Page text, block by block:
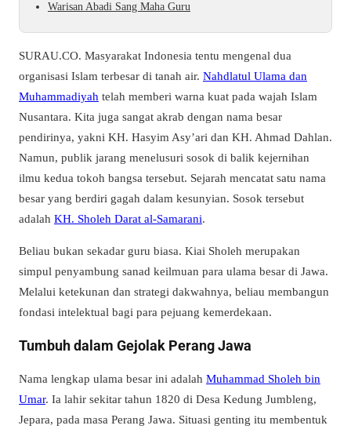
Warisan Abadi Sang Maha Guru
SURAU.CO. Masyarakat Indonesia tentu mengenal dua
organisasi Islam terbesar di tanah air. Nahdlatul Ulama dan
Muhammadiyah telah memberi warna kuat pada wajah Islam
Nusantara. Kita juga sangat akrab dengan nama besar
pendirinya, yakni KH. Hasyim Asy’ari dan KH. Ahmad Dahlan.
Namun, publik jarang menelusuri sosok di balik kejernihan
ilmu kedua tokoh bangsa tersebut. Sejarah mencatat satu nama
besar yang berdiri gagah dalam kesunyian. Sosok tersebut
adalah KH. Sholeh Darat al-Samarani.
Beliau bukan sekadar guru biasa. Kiai Sholeh merupakan
simpul penyambung sanad keilmuan para ulama besar di Jawa.
Melalui ketekunan dan strategi dakwahnya, beliau membangun
fondasi intelektual bagi para pejuang kemerdekaan.
Tumbuh dalam Gejolak Perang Jawa
Nama lengkap ulama besar ini adalah Muhammad Sholeh bin
Umar. Ia lahir sekitar tahun 1820 di Desa Kedung Jumbleng,
Jepara, pada masa Perang Jawa. Situasi genting itu membentuk